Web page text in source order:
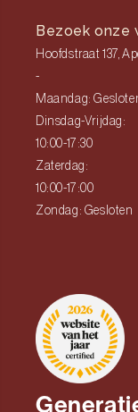
Bezoek onze
Hoofdstraat 137,
-
Maandag:
Dinsdag-Vrijdag:
10:00-17:30
Zaterdag:
10:00-17:00
Zondag: Gesloten